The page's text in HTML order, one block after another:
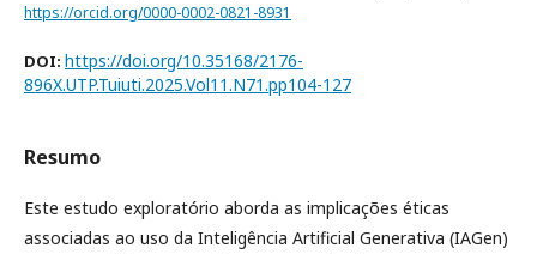
https://orcid.org/0000-0002-0821-8931
DOI: https://doi.org/10.35168/2176-
896X.UTP.Tuiuti.2025.Vol11.N71.pp104-127
Resumo
Este estudo exploratório aborda as implicações éticas
associadas ao uso da Inteligência Artificial Generativa (IAGen)